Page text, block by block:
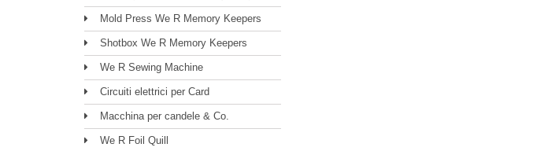
Mold Press We R Memory Keepers
Shotbox We R Memory Keepers
We R Sewing Machine
Circuiti elettrici per Card
Macchina per candele & Co.
We R Foil Quill